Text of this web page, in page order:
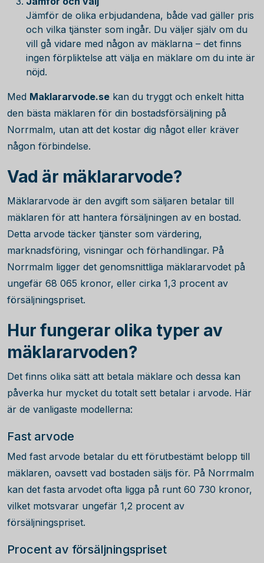
Jämför de olika erbjudandena, både vad gäller pris
och vilka tjänster som ingår. Du väljer själv om du
vill gå vidare med någon av mäklarna – det finns
ingen förpliktelse att välja en mäklare om du inte är
nöjd.
Med Maklararvode.se kan du tryggt och enkelt hitta
den bästa mäklaren för din bostadsförsäljning på
Norrmalm, utan att det kostar dig något eller kräver
någon förbindelse.
Vad är mäklararvode?
Mäklararvode är den avgift som säljaren betalar till
mäklaren för att hantera försäljningen av en bostad.
Detta arvode täcker tjänster som värdering,
marknadsföring, visningar och förhandlingar. På
Norrmalm ligger det genomsnittliga mäklararvodet på
ungefär 68 065 kronor, eller cirka 1,3 procent av
försäljningspriset.
Hur fungerar olika typer av
mäklararvoden?
Det finns olika sätt att betala mäklare och dessa kan
påverka hur mycket du totalt sett betalar i arvode. Här
är de vanligaste modellerna:
Fast arvode
Med fast arvode betalar du ett förutbestämt belopp till
mäklaren, oavsett vad bostaden säljs för. På Norrmalm
kan det fasta arvodet ofta ligga på runt 60 730 kronor,
vilket motsvarar ungefär 1,2 procent av
försäljningspriset.
Procent av försäljningspriset